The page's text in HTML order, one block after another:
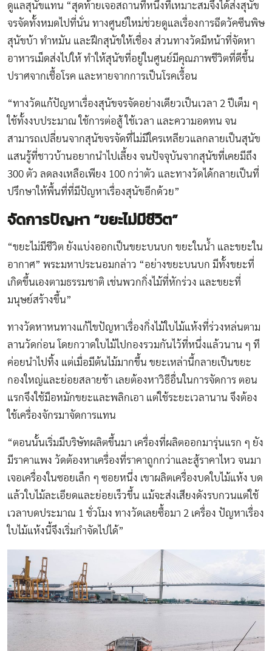
ดูแลสุนัขแทน “สุดท้ายเจอสถานที่หนึ่งที่เหมาะสมจึงได้ส่งสุนัข
จรจัดทั้งหมดไปที่นั่น ทางศูนย์ใหม่ช่วยดูแลเรื่องการฉีดวัคซีนพิษ
สุนัขบ้า ทำหมัน และฝึกสุนัขให้เชื่อง ส่วนทางวัดมีหน้าที่จัดหา
อาหารเม็ดส่งไปให้ ทำให้สุนัขที่อยู่ในศูนย์มีคุณภาพชีวิตที่ดีขึ้น
ปราศจากเชื้อโรค และหายจากการเป็นโรคเรื้อน
“ทางวัดแก้ปัญหาเรื่องสุนัขจรจัดอย่างเดียวเป็นเวลา 2 ปีเต็ม ๆ
ใช้ทั้งงบประมาณ ใช้การต่อสู้ ใช้เวลา และความอดทน จน
สามารถเปลี่ยนจากสุนัขจรจัดที่ไม่มีใครเหลียวแลกลายเป็นสุนัข
แสนรู้ที่ชาวบ้านอยากนำไปเลี้ยง จนปัจจุบันจากสุนัขที่เคยมีถึง
300 ตัว ลดลงเหลือเพียง 100 กว่าตัว และทางวัดได้กลายเป็นที่
ปรึกษาให้พื้นที่ที่มีปัญหาเรื่องสุนัขอีกด้วย”
จัดการปัญหา “ขยะไม่มีชีวิต”
“ขยะไม่มีชีวิต ยังแบ่งออกเป็นขยะบนบก ขยะในน้ำ และขยะใน
อากาศ” พระมหาประนอมกล่าว “อย่างขยะบนบก มีทั้งขยะที่
เกิดขึ้นเองตามธรรมชาติ เช่นพวกกิ่งไม้ที่หักร่วง และขยะที่
มนุษย์สร้างขึ้น”
ทางวัดหาหนทางแก้ไขปัญหาเรื่องกิ่งไม้ใบไม้แห้งที่ร่วงหล่นตาม
ลานวัดก่อน โดยกวาดใบไม้ไปกองรวมกันไว้ที่หนึ่งแล้วนาน ๆ ที
ค่อยนำไปทิ้ง แต่เมื่อมีต้นไม้มากขึ้น ขยะเหล่านี้กลายเป็นขยะ
กองใหญ่และย่อยสลายช้า เลยต้องหาวิธีอื่นในการจัดการ ตอน
แรกจึงใช้มือหมักขยะและพลิกเอา แต่ใช้ระยะเวลานาน จึงต้อง
ใช้เครื่องจักรมาจัดการแทน
“ตอนนั้นเริ่มมีบริษัทผลิตขึ้นมา เครื่องที่ผลิตออกมารุ่นแรก ๆ ยัง
มีราคาแพง วัดต้องหาเครื่องที่ราคาถูกกว่าและสู้ราคาไหว จนมา
เจอเครื่องในซอยเล็ก ๆ ซอยหนึ่ง เขาผลิตเครื่องบดใบไม้แห้ง บด
แล้วใบไม้ละเอียดและย่อยเร็วขึ้น แม้จะส่งเสียงดังรบกวนแต่ใช้
เวลาบดประมาณ 1 ชั่วโมง ทางวัดเลยซื้อมา 2 เครื่อง ปัญหาเรื่อง
ใบไม้แห้งนี้จึงเริ่มกำจัดไปได้”